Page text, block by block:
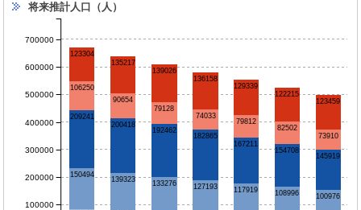
将来推計人口（人）
150494
139323 133276 127193 117919 108996 100976
209241
200418
192462
182865
167211
154708
145919
106250
90654
79128
74033
79812
82502
73910
123304
135217
139026
136158
129339
122215
123459
100000
200000
300000
400000
500000
600000
700000